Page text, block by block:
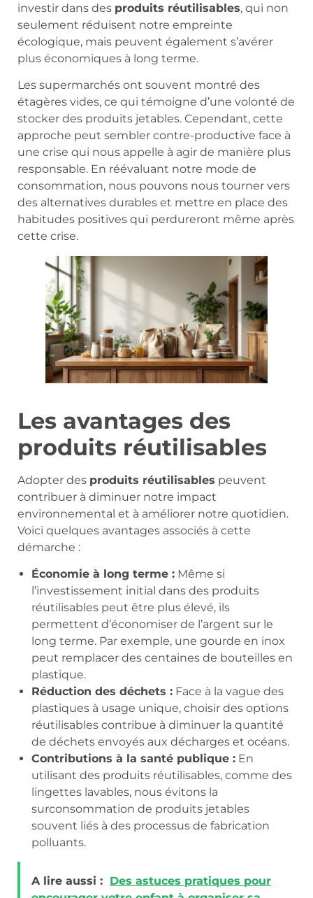
investir dans des produits réutilisables, qui non
seulement réduisent notre empreinte
écologique, mais peuvent également s’avérer
plus économiques à long terme.
Les supermarchés ont souvent montré des
étagères vides, ce qui témoigne d’une volonté de
stocker des produits jetables. Cependant, cette
approche peut sembler contre-productive face à
une crise qui nous appelle à agir de manière plus
responsable. En réévaluant notre mode de
consommation, nous pouvons nous tourner vers
des alternatives durables et mettre en place des
habitudes positives qui perdureront même après
cette crise.
Les avantages des
produits réutilisables
Adopter des produits réutilisables peuvent
contribuer à diminuer notre impact
environnemental et à améliorer notre quotidien.
Voici quelques avantages associés à cette
démarche :
Économie à long terme : Même si
l’investissement initial dans des produits
réutilisables peut être plus élevé, ils
permettent d’économiser de l’argent sur le
long terme. Par exemple, une gourde en inox
peut remplacer des centaines de bouteilles en
plastique.
Réduction des déchets : Face à la vague des
plastiques à usage unique, choisir des options
réutilisables contribue à diminuer la quantité
de déchets envoyés aux décharges et océans.
Contributions à la santé publique : En
utilisant des produits réutilisables, comme des
lingettes lavables, nous évitons la
surconsommation de produits jetables
souvent liés à des processus de fabrication
polluants.
A lire aussi : Des astuces pratiques pour